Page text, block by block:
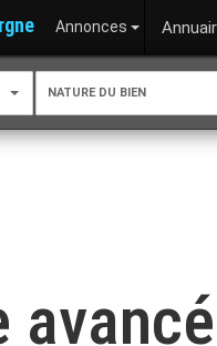
Annonces
NATURE DU BIEN